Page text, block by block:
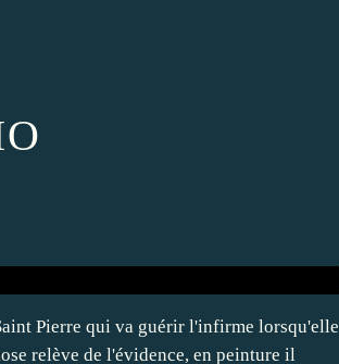
Pierre qui va guérir l'infirme lorsqu'elle
relève de l'évidence, en peinture il